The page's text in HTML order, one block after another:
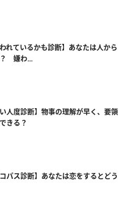
われているかも診断】あなたは人から
嫌わ...
い人度診断】物事の理解が早く、要領
きる？
コパス診断】あなたは恋をするとどう